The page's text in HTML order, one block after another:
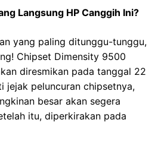
Langsung HP Canggih Ini?
yang paling ditunggu-tunggu,
Chipset Dimensity 9500
diresmikan pada tanggal 22
jejak peluncuran chipsetnya,
besar akan segera
itu, diperkirakan pada